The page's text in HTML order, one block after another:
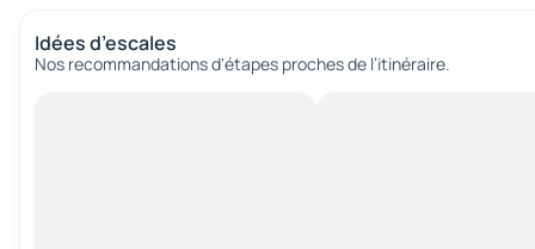
Idées d’escales
Nos recommandations d'étapes proches de l’itinéraire.